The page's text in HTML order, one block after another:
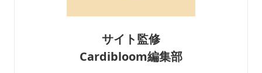
サイト監修
Cardibloom編集部